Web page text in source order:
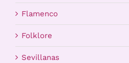
Flamenco
Folklore
Sevillanas